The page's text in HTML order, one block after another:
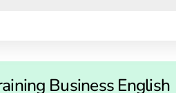
Business English